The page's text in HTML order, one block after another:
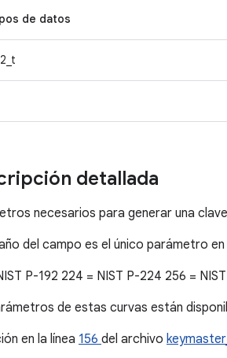
de datos
detallada
necesarios para generar una
del campo es el único parámetro
P-192 224 = NIST P-224 256 =
de estas curvas están
en la línea 156 del archivo